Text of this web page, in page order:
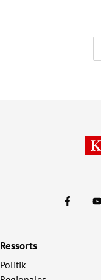
Ressorts
Politik